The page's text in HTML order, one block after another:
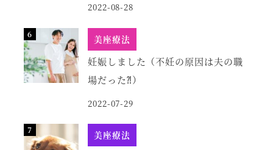
2022-08-28
美座療法
妊娠しました（不妊の原因は夫の職
場だった⁈）
2022-07-29
美座療法